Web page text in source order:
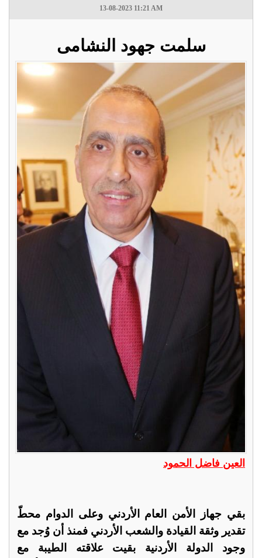
13-08-2023 11:21 AM
سلمت جهود النشامى
العين فاضل الحمود
بقي جهاز الأمن العام الأردني وعلى الدوام محطّ
تقدير وثقة القيادة والشعب الأردني فمنذ أن وُجد مع
وجود الدولة الأردنية بقيت علاقته الطيبة مع